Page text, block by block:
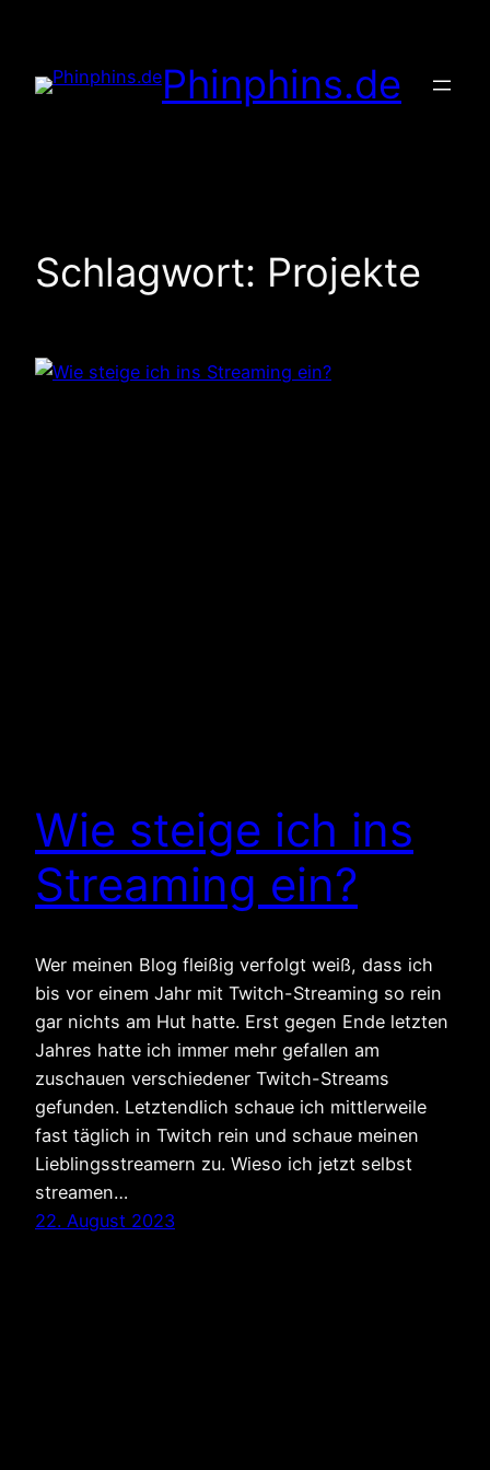
springen
Phinphins.de
Schlagwort: Projekte
Wie steige ich ins
Streaming ein?
Wer meinen Blog fleißig verfolgt weiß, dass ich
bis vor einem Jahr mit Twitch-Streaming so rein
gar nichts am Hut hatte. Erst gegen Ende letzten
Jahres hatte ich immer mehr gefallen am
zuschauen verschiedener Twitch-Streams
gefunden. Letztendlich schaue ich mittlerweile
fast täglich in Twitch rein und schaue meinen
Lieblingsstreamern zu. Wieso ich jetzt selbst
streamen…
22. August 2023